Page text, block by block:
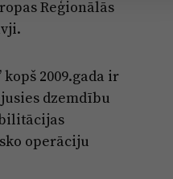
Reģionālās
2009.gada ir
dzemdību
operāciju